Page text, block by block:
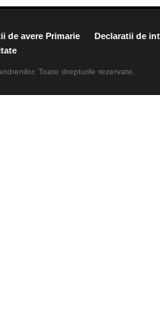
de avere Primarie
Declaratii de
Toate drepturile rezervate.